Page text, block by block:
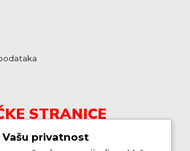
STRANICE
Vašu privatnost